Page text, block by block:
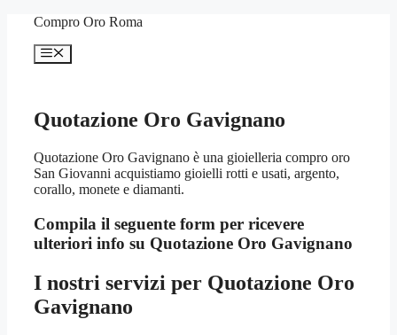
contenuto
Compro Oro Roma
Menu
Quotazione Oro Gavignano
Quotazione Oro Gavignano è una gioielleria compro oro
San Giovanni acquistiamo gioielli rotti e usati, argento,
corallo, monete e diamanti.
Compila il seguente form per ricevere
ulteriori info su Quotazione Oro Gavignano
I nostri servizi per Quotazione Oro
Gavignano